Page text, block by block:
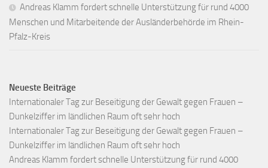
Andreas Klamm fordert schnelle Unterstützung für rund 4000
Menschen und Mitarbeitende der Ausländerbehörde im Rhein-
Pfalz-Kreis
Neueste Beiträge
Internationaler Tag zur Beseitigung der Gewalt gegen Frauen –
Dunkelziffer im ländlichen Raum oft sehr hoch
Internationaler Tag zur Beseitigung der Gewalt gegen Frauen –
Dunkelziffer im ländlichen Raum oft sehr hoch
Andreas Klamm fordert schnelle Unterstützung für rund 4000